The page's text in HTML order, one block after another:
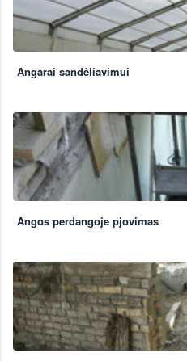
Angarai sandėliavimui
Angos perdangoje pjovimas